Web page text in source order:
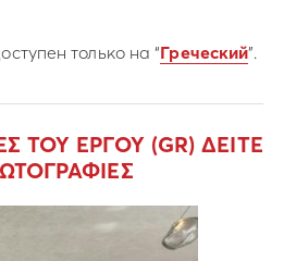
только на “Греческий”.
ΤΟΥ ΕΡΓΟΥ (GR) ΔΕΙΤΕ